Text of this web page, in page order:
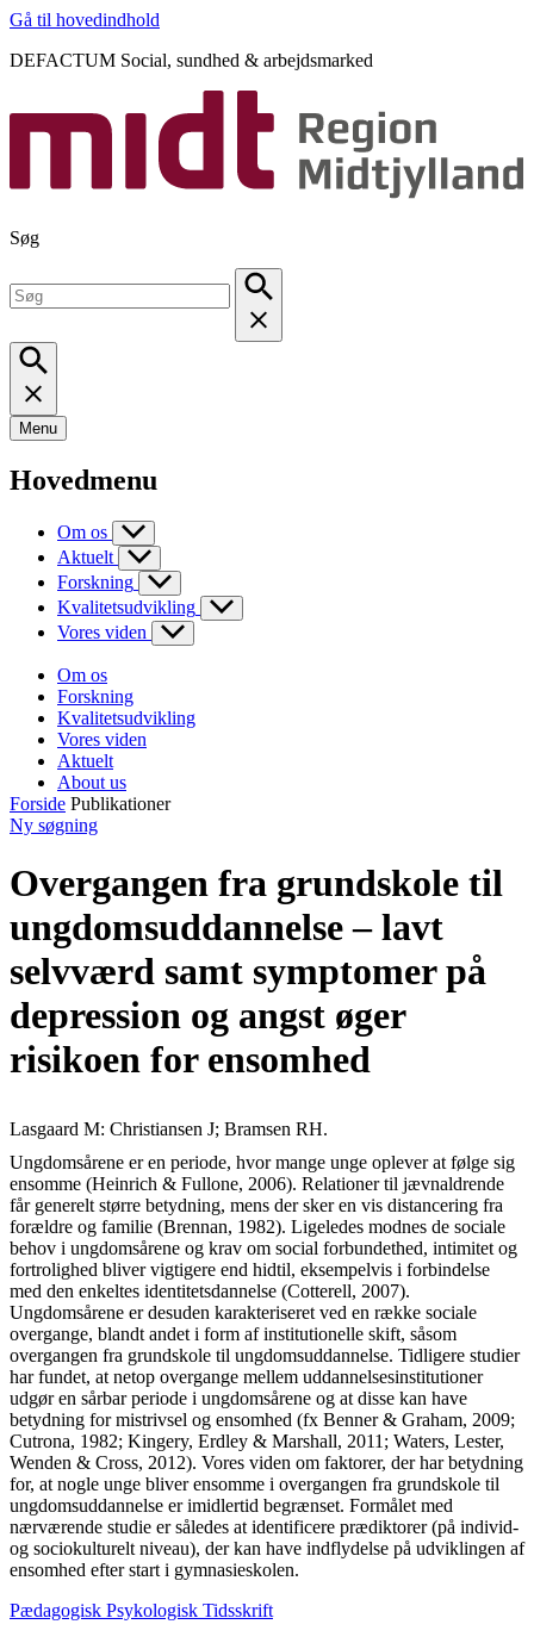
Gå til hovedindhold
DEFACTUM Social, sundhed & arbejdsmarked
Søg
Menu
Hovedmenu
Om os
Aktuelt
Forskning
Kvalitetsudvikling
Vores viden
Om os
Forskning
Kvalitetsudvikling
Vores viden
Aktuelt
About us
Forside Publikationer
Ny søgning
Overgangen fra grundskole til
ungdomsuddannelse – lavt
selvværd samt symptomer på
depression og angst øger
risikoen for ensomhed
Lasgaard M: Christiansen J; Bramsen RH.
Ungdomsårene er en periode, hvor mange unge oplever at følge sig
ensomme (Heinrich & Fullone, 2006). Relationer til jævnaldrende
får generelt større betydning, mens der sker en vis distancering fra
forældre og familie (Brennan, 1982). Ligeledes modnes de sociale
behov i ungdomsårene og krav om social forbundethed, intimitet og
fortrolighed bliver vigtigere end hidtil, eksempelvis i forbindelse
med den enkeltes identitetsdannelse (Cotterell, 2007).
Ungdomsårene er desuden karakteriseret ved en række sociale
overgange, blandt andet i form af institutionelle skift, såsom
overgangen fra grundskole til ungdomsuddannelse. Tidligere studier
har fundet, at netop overgange mellem uddannelsesinstitutioner
udgør en sårbar periode i ungdomsårene og at disse kan have
betydning for mistrivsel og ensomhed (fx Benner & Graham, 2009;
Cutrona, 1982; Kingery, Erdley & Marshall, 2011; Waters, Lester,
Wenden & Cross, 2012). Vores viden om faktorer, der har betydning
for, at nogle unge bliver ensomme i overgangen fra grundskole til
ungdomsuddannelse er imidlertid begrænset. Formålet med
nærværende studie er således at identificere prædiktorer (på individ-
og sociokulturelt niveau), der kan have indflydelse på udviklingen af
ensomhed efter start i gymnasieskolen.
Pædagogisk Psykologisk Tidsskrift